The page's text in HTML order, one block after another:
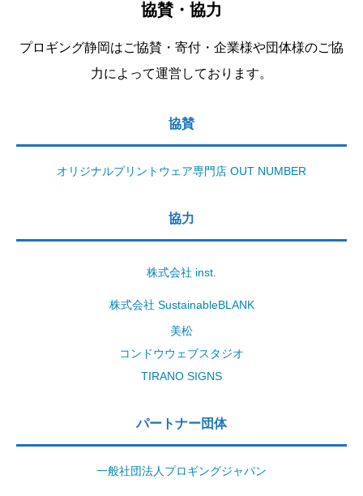
協賛・協力
プロギング静岡はご協賛・寄付・企業様や団体様のご協
力によって運営しております。
協賛
オリジナルプリントウェア専門店 OUT NUMBER
協力
株式会社 inst.
株式会社 SustainableBLANK
美松
コンドウウェブスタジオ
TIRANO SIGNS
パートナー団体
一般社団法人プロギングジャパン